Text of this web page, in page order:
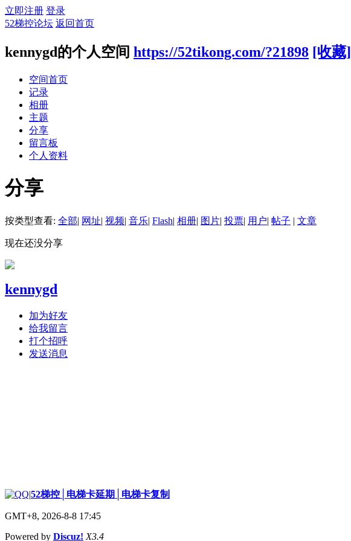
立即注册 登录
52梯控论坛 返回首页
kennygd的个人空间 https://52tikong.com/?21898 [收藏]
空间首页
记录
相册
主题
分享
留言板
个人资料
分享
按类型查看: 全部| 网址| 视频| 音乐| Flash| 相册| 图片| 投票| 用户| 帖子 | 文章
现在还没分享
kennygd
加为好友
给我留言
打个招呼
发送消息
|52梯控│电梯卡延期│电梯卡复制
GMT+8, 2026-8-8 17:45
Powered by Discuz! X3.4